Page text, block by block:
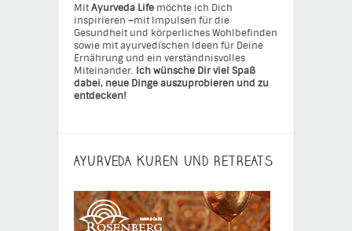
MitAyurveda Life möchte ich Dich
inspirieren –mit Impulsen für die
Gesundheit und körperliches Wohlbefinden
sowie mit ayurvedischen Ideen für Deine
Ernährung und ein verständnisvolles
Miteinander. Ich wünsche Dir viel Spaß
dabei, neue Dinge auszuprobieren und zu
entdecken!
AYURVEDA KUREN UND RETREATS